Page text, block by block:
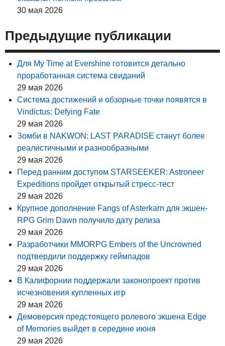
30 мая 2026
Предыдущие публикации
Для My Time at Evershine готовится детально
проработанная система свиданий
29 мая 2026
Система достижений и обзорные точки появятся в
Vindictus: Defying Fate
29 мая 2026
Зомби в NAKWON: LAST PARADISE станут более
реалистичными и разнообразными
29 мая 2026
Перед ранним доступом STARSEEKER: Astroneer
Expeditions пройдет открытый стресс-тест
29 мая 2026
Крупное дополнение Fangs of Asterkarn для экшен-
RPG Grim Dawn получило дату релиза
29 мая 2026
Разработчики MMORPG Embers of the Uncrowned
подтвердили поддержку геймпадов
29 мая 2026
В Калифорнии поддержали законопроект против
исчезновения купленных игр
29 мая 2026
Демоверсия предстоящего ролевого экшена Edge
of Memories выйдет в середине июня
29 мая 2026